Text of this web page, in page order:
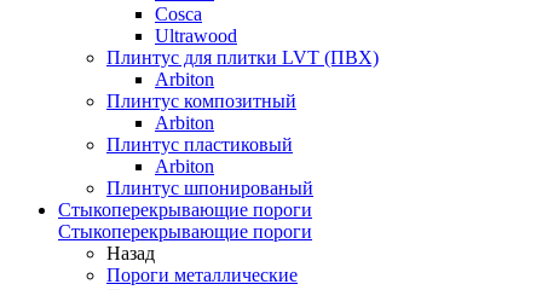
Cosca
Ultrawood
Плинтус для плитки LVT (ПВХ)
Arbiton
Плинтус композитный
Arbiton
Плинтус пластиковый
Arbiton
Плинтус шпонированый
Стыкоперекрывающие пороги
Стыкоперекрывающие пороги
Назад
Пороги металлические